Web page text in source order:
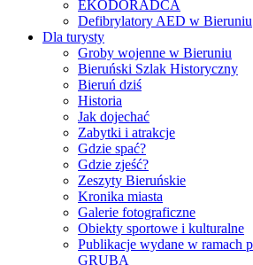
EKODORADCA
Defibrylatory AED w Bieruniu
Dla turysty
Groby wojenne w Bieruniu
Bieruński Szlak Historyczny
Bieruń dziś
Historia
Jak dojechać
Zabytki i atrakcje
Gdzie spać?
Gdzie zjeść?
Zeszyty Bieruńskie
Kronika miasta
Galerie fotograficzne
Obiekty sportowe i kulturalne
Publikacje wydane w ramach
GRUBA